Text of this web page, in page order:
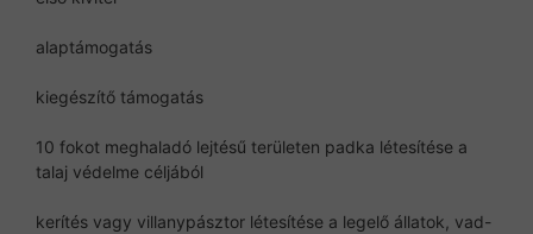
alaptámogatás
kiegészítő támogatás
10 fokot meghaladó lejtésű területen padka létesítése a
talaj védelme céljából
kerítés vagy villanypásztor létesítése a legelő állatok, vad-